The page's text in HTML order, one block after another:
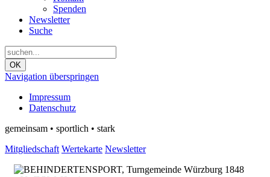
Spenden
Newsletter
Suche
OK
Navigation überspringen
Impressum
Datenschutz
gemeinsam • sportlich • stark
Mitgliedschaft Wertekarte Newsletter